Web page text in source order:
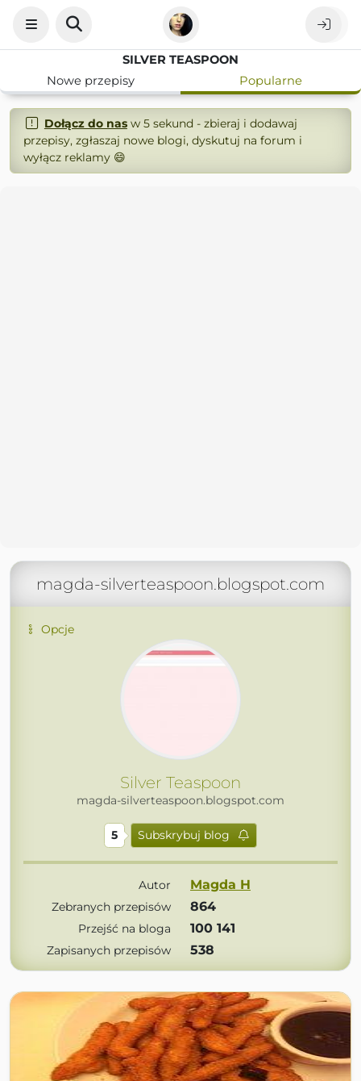
SILVER TEASPOON
Nowe przepisy
Popularne
Dołącz do nasw 5 sekund - zbieraj i dodawaj
przepisy, zgłaszaj nowe blogi, dyskutuj na forum i
wyłącz reklamy 😄
magda-silverteaspoon.blogspot.com
Opcje
Silver Teaspoon
magda-silverteaspoon.blogspot.com
5 Subskrybuj blog
Autor Magda H
Zebranych przepisów 864
Przejść na bloga 100 141
Zapisanych przepisów 538